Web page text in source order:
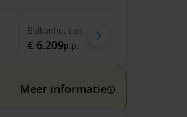
Balkonhutvan
€ 6.209p.p.
Meer informatie